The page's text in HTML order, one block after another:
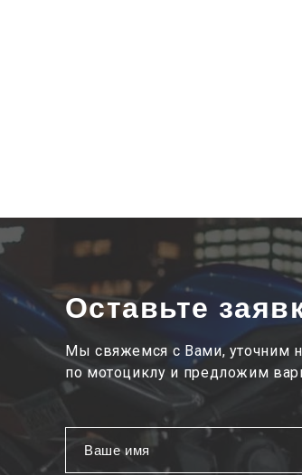
Оставьте
Мы свяжемся с Вами, уточним
по мотоциклу и предложим